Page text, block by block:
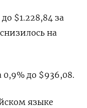
$1.228,84​​ за
на
0,9% до $936,08.
языке